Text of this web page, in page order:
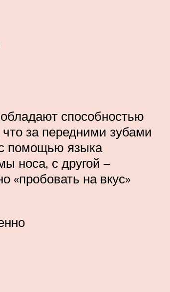
способностью
за передними зубами
помощью языка
носа, с другой –
«пробовать на вкус»